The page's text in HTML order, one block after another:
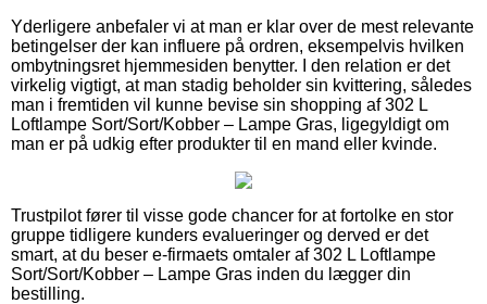
Yderligere anbefaler vi at man er klar over de mest relevante
betingelser der kan influere på ordren, eksempelvis hvilken
ombytningsret hjemmesiden benytter. I den relation er det
virkelig vigtigt, at man stadig beholder sin kvittering, således
man i fremtiden vil kunne bevise sin shopping af 302 L
Loftlampe Sort/Sort/Kobber – Lampe Gras, ligegyldigt om
man er på udkig efter produkter til en mand eller kvinde.
Trustpilot fører til visse gode chancer for at fortolke en stor
gruppe tidligere kunders evalueringer og derved er det
smart, at du beser e-firmaets omtaler af 302 L Loftlampe
Sort/Sort/Kobber – Lampe Gras inden du lægger din
bestilling.